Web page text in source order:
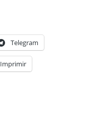
Telegram
Imprimir